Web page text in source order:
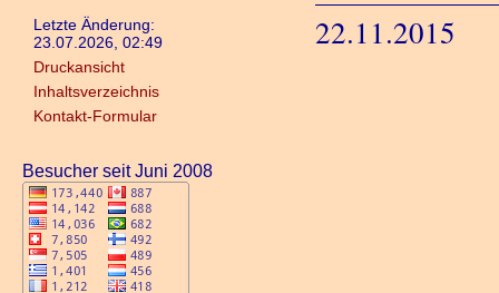
Letzte Änderung:
23.07.2026, 02:49
Druckansicht
Inhaltsverzeichnis
Kontakt-Formular
Besucher seit Juni 2008
22.11.2015